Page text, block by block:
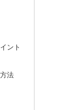
ント
法